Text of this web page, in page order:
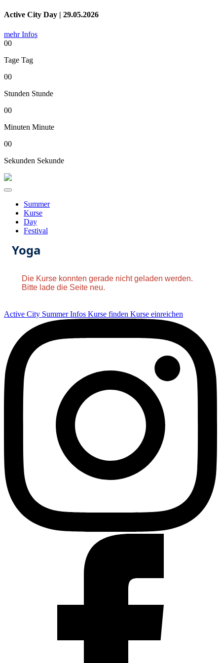
Active City Day | 29.05.2026
mehr Infos
00
Tage Tag
00
Stunden Stunde
00
Minuten Minute
00
Sekunden Sekunde
Summer
Kurse
Day
Festival
Yoga
Die Kurse konnten gerade nicht geladen werden.
Bitte lade die Seite neu.
Active City SummerInfos Kurse finden Kurse einreichen